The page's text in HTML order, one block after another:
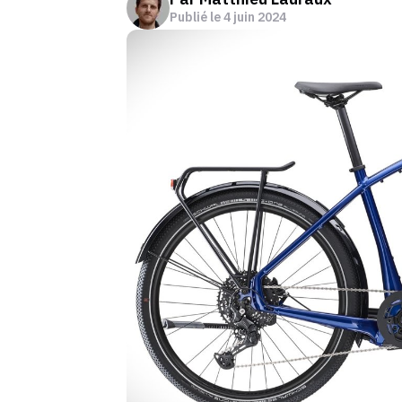
Publié le4 juin 2024